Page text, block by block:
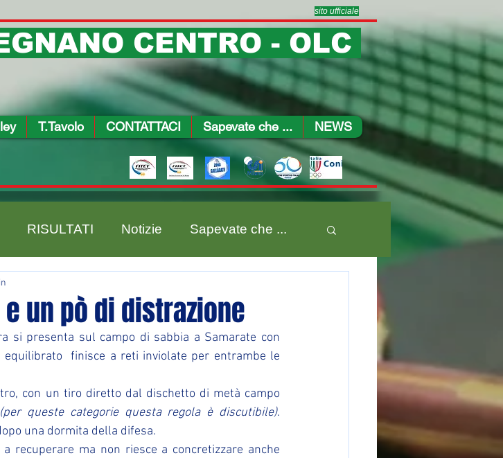
sito ufficiale
CENTRO - OLC
T.Tavolo CONTATTACI Sapevate che ... NEWS
RISULTATI Notizie Sapevate che ...
e un pò di distrazione
si presenta sul campo di sabbia a Samarate con
finisce a reti inviolate per entrambe le
con un tiro diretto dal dischetto di metà campo
(per queste categorie questa regola è discutibile).
una dormita della difesa.
recuperare ma non riesce a concretizzare anche